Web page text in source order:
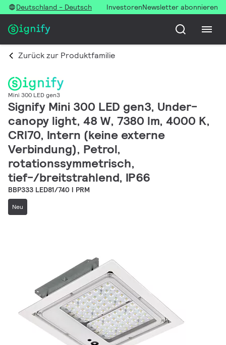
Deutschland - Deutsch InvestorenNewsletter abonnieren
Zurück zur Produktfamilie
Mini 300 LED gen3
Signify Mini 300 LED gen3, Under-
canopy light, 48 W, 7380 lm, 4000 K,
CRI70, Intern (keine externe
Verbindung), Petrol,
rotationssymmetrisch,
tief-/breitstrahlend, IP66
BBP333 LED81/740 I PRM
Neu